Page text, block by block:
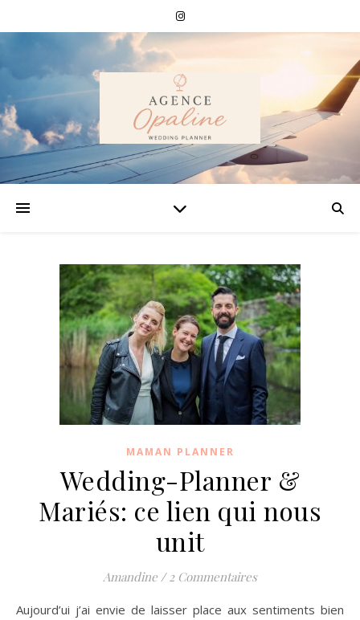
MAMAN PLANNER
Wedding-Planner &
Mariés: ce lien qui nous
unit
Amandine / 2 Commentaires
Aujourd’ui j’ai envie de laisser place aux sentiments bien